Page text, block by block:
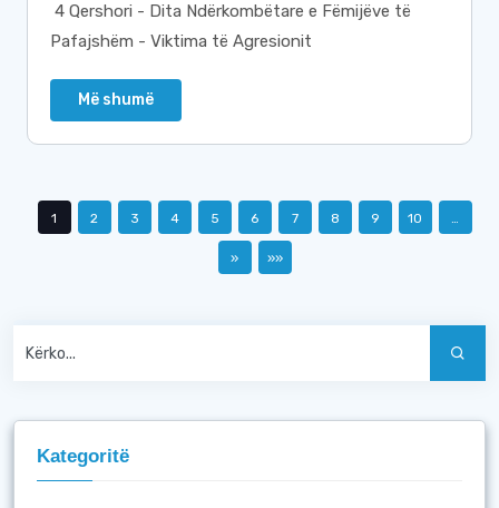
4 Qershori - Dita Ndërkombëtare e Fëmijëve të
Pafajshëm - Viktima të Agresionit
Më shumë
1 2 3 4 5 6 7 8 9 10 …
» »»
Kategoritë